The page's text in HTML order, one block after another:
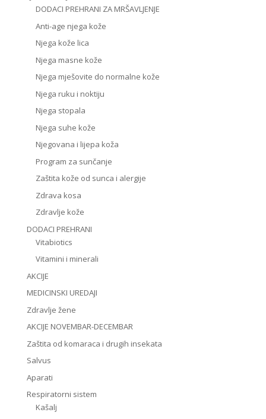
DODACI PREHRANI ZA MRŠAVLJENJE
Anti-age njega kože
Njega kože lica
Njega masne kože
Njega mješovite do normalne kože
Njega ruku i noktiju
Njega stopala
Njega suhe kože
Njegovana i lijepa koža
Program za sunčanje
Zaštita kože od sunca i alergije
Zdrava kosa
Zdravlje kože
DODACI PREHRANI
Vitabiotics
Vitamini i minerali
AKCIJE
MEDICINSKI UREDAJI
Zdravlje žene
AKCIJE NOVEMBAR-DECEMBAR
Zaštita od komaraca i drugih insekata
Salvus
Aparati
Respiratorni sistem
Kašalj